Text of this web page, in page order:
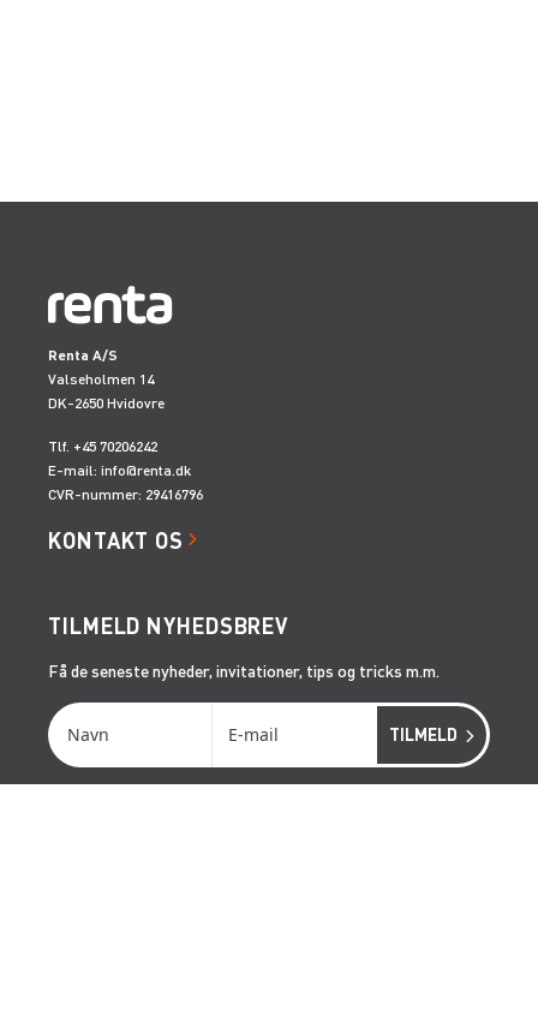
Renta A/S
Valseholmen 14
DK-2650 Hvidovre
Tlf. +45 70206242
E-mail: info@renta.dk
CVR-nummer: 29416796
KONTAKT OS
TILMELD NYHEDSBREV
Få de seneste nyheder, invitationer, tips og tricks m.m.